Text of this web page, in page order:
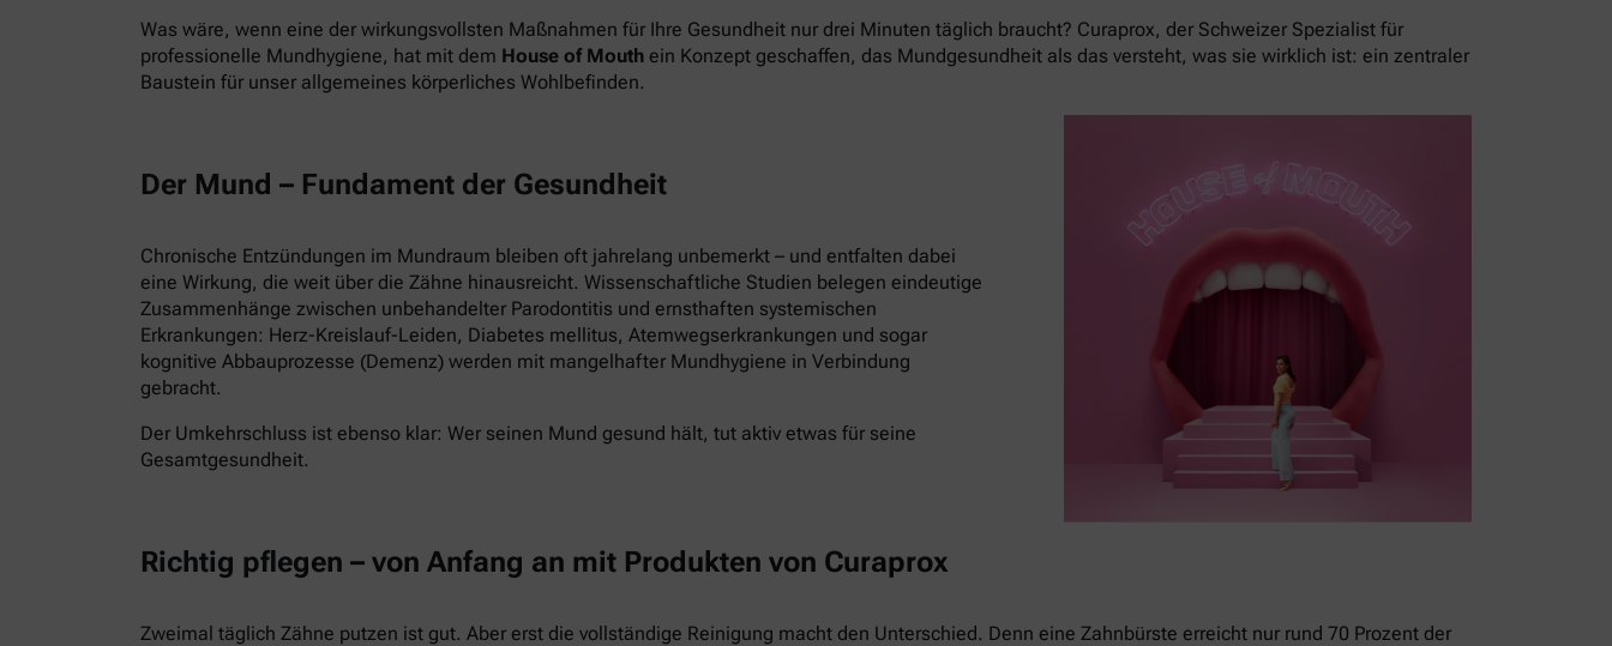
Was wäre, wenn eine der wirkungsvollsten Maßnahmen für Ihre Gesundheit nur drei Minuten täglich braucht? Curaprox, der Schweizer Spezialist für
professionelle Mundhygiene, hat mit dem House of Mouth ein Konzept geschaffen, das Mundgesundheit als das versteht, was sie wirklich ist: ein zentraler
Baustein für unser allgemeines körperliches Wohlbefinden.
Der Mund – Fundament der Gesundheit
Chronische Entzündungen im Mundraum bleiben oft jahrelang unbemerkt – und entfalten dabei
eine Wirkung, die weit über die Zähne hinausreicht. Wissenschaftliche Studien belegen eindeutige
Zusammenhänge zwischen unbehandelter Parodontitis und ernsthaften systemischen
Erkrankungen: Herz-Kreislauf-Leiden, Diabetes mellitus, Atemwegserkrankungen und sogar
kognitive Abbauprozesse (Demenz) werden mit mangelhafter Mundhygiene in Verbindung
gebracht.
Der Umkehrschluss ist ebenso klar: Wer seinen Mund gesund hält, tut aktiv etwas für seine
Gesamtgesundheit.
Richtig pflegen – von Anfang an mit Produkten von Curaprox
Zweimal täglich Zähne putzen ist gut. Aber erst die vollständige Reinigung macht den Unterschied. Denn eine Zahnbürste erreicht nur rund 70 Prozent der